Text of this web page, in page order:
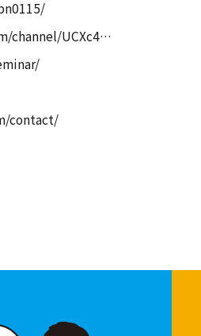
channel/UCXc4…
contact/